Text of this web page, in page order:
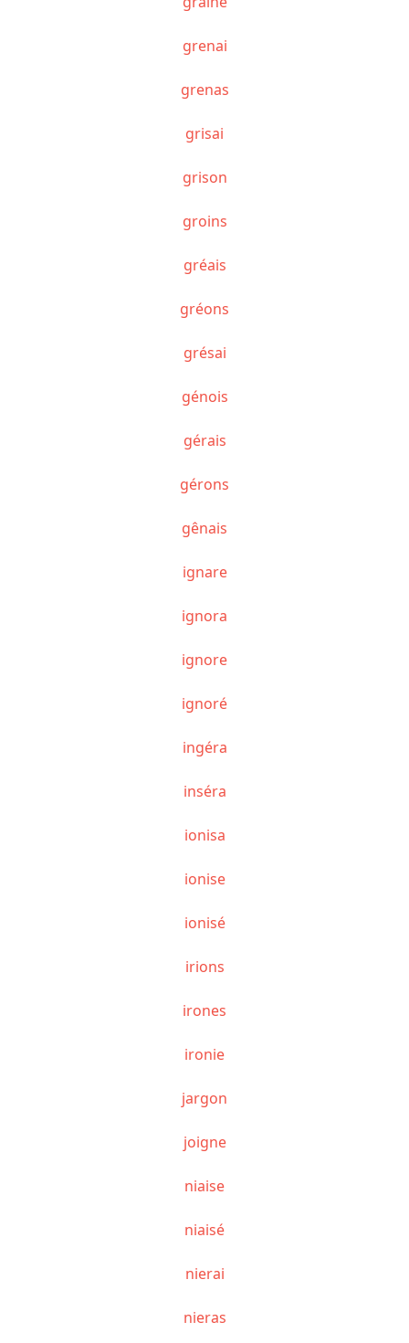
grenai
grenas
grisai
grison
groins
gréais
gréons
grésai
génois
gérais
gérons
gênais
ignare
ignora
ignore
ignoré
ingéra
inséra
ionisa
ionise
ionisé
irions
irones
ironie
jargon
joigne
niaise
niaisé
nierai
nieras